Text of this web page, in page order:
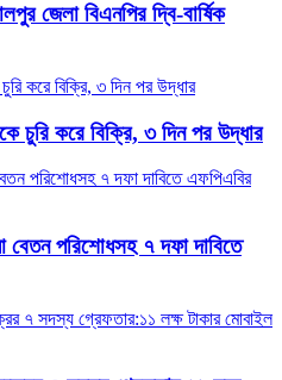
জেলা বিএনপির দ্বি-বার্ষিক
চুরি করে বিক্রি, ৩ দিন পর উদ্ধার
বেতন পরিশোধসহ ৭ দফা দাবিতে